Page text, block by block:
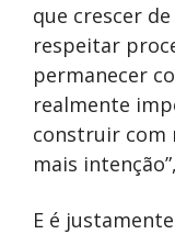
que crescer
respeitar
permanecer
realmente
construir com
mais
E é